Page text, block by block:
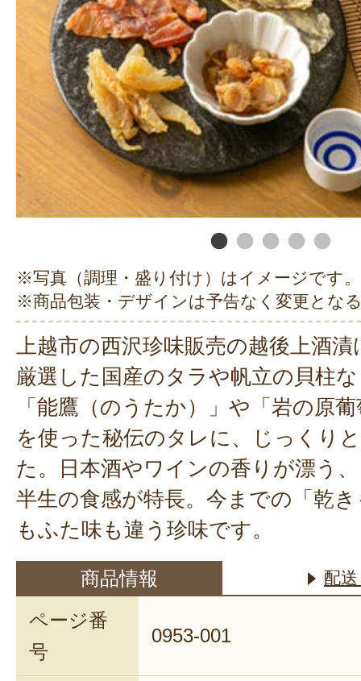
※写真（調理・盛り付け）はイメージです。
※商品包装・デザインは予告なく変更とな
上越市の西沢珍味販売の越後上酒
厳選した国産のタラや帆立の貝柱
「能鷹（のうたか）」や「岩の原
を使った秘伝のタレに、じっくり
た。日本酒やワインの香りが漂う
半生の食感が特長。今までの「乾
もふた味も違う珍味です。
商品情報 配
ページ番
号
0953-001